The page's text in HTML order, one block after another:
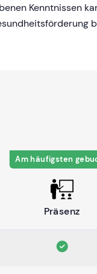
Kenntnissen
Präsenz
Am häufigsten